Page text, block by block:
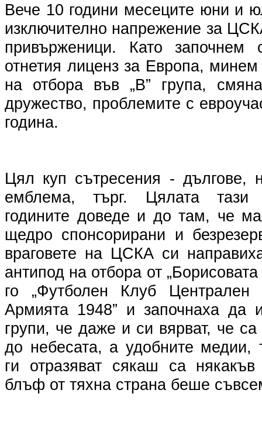
Вече 10 години месеците юни и
изключително напрежение за
привърженици. Като
отнетия лиценз за Европа, минем
на отбора във „В” група,
дружество, проблемите с
година.
Цял куп сътресения - дългове,
емблема, търг. Цялата тази
годините доведе и до там, че
щедро спонсорирани и
враговете на ЦСКА си
антипод на отбора от
го „Футболен Клуб
Армията 1948” и започнаха да
групи, че даже и си вярват, че
до небесата, а удобните медии,
ги отразяват сякаш са някакъв
блъф от тяхна страна беше